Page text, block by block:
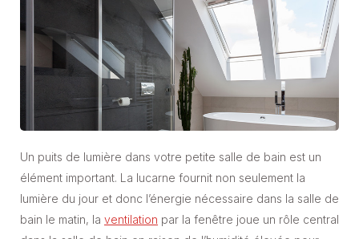
Un puits de lumière dans votre petite salle de bain est un
élément important. La lucarne fournit non seulement la
lumière du jour et donc l’énergie nécessaire dans la salle de
bain le matin, la ventilation par la fenêtre joue un rôle central